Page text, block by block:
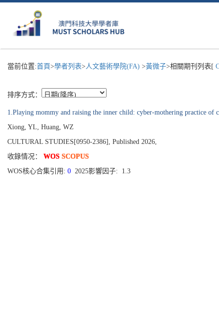
當前位置:首頁>學者列表>人文藝術學院(FA) >黃微子>相關期刊列表[
排序方式：
1.Playing mommy and raising the inner child: cyber-mothering practice of
Xiong, YL, Huang, WZ
CULTURAL STUDIES[0950-2386], Published 2026,
收錄情况： WOS SCOPUS
WOS核心合集引用: 0 2025影響因子: 1.3